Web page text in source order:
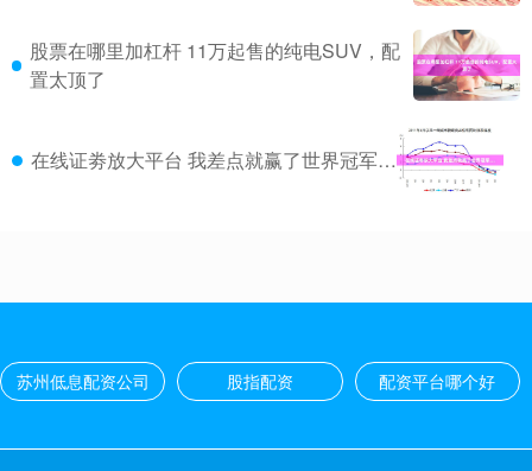
股票在哪里加杠杆 11万起售的纯电SUV，配
置太顶了
在线证劵放大平台 我差点就赢了世界冠军…
苏州低息配资公司 股指配资 配资平台哪个好